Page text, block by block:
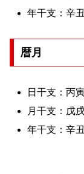
年干支：辛丑
暦月
日干支：丙寅
月干支：戊
年干支：辛丑